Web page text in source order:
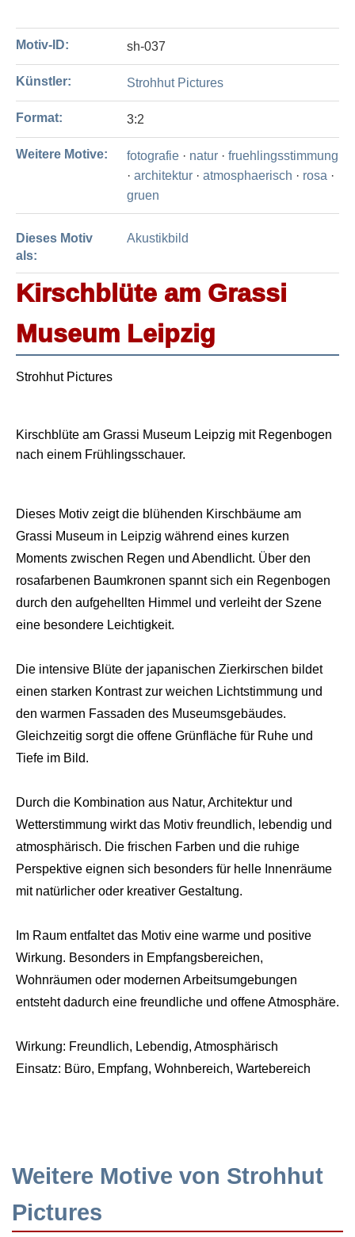
Motiv-ID: sh-037
Künstler: Strohhut Pictures
Format: 3:2
Weitere Motive: fotografie · natur · fruehlingsstimmung
· architektur · atmosphaerisch · rosa ·
gruen
Dieses Motiv
als:
Akustikbild
Kirschblüte am Grassi
Museum Leipzig
Strohhut Pictures
Kirschblüte am Grassi Museum Leipzig mit Regenbogen
nach einem Frühlingsschauer.
Dieses Motiv zeigt die blühenden Kirschbäume am
Grassi Museum in Leipzig während eines kurzen
Moments zwischen Regen und Abendlicht. Über den
rosafarbenen Baumkronen spannt sich ein Regenbogen
durch den aufgehellten Himmel und verleiht der Szene
eine besondere Leichtigkeit.
Die intensive Blüte der japanischen Zierkirschen bildet
einen starken Kontrast zur weichen Lichtstimmung und
den warmen Fassaden des Museumsgebäudes.
Gleichzeitig sorgt die offene Grünfläche für Ruhe und
Tiefe im Bild.
Durch die Kombination aus Natur, Architektur und
Wetterstimmung wirkt das Motiv freundlich, lebendig und
atmosphärisch. Die frischen Farben und die ruhige
Perspektive eignen sich besonders für helle Innenräume
mit natürlicher oder kreativer Gestaltung.
Im Raum entfaltet das Motiv eine warme und positive
Wirkung. Besonders in Empfangsbereichen,
Wohnräumen oder modernen Arbeitsumgebungen
entsteht dadurch eine freundliche und offene Atmosphäre.
Wirkung: Freundlich, Lebendig, Atmosphärisch
Einsatz: Büro, Empfang, Wohnbereich, Wartebereich
Weitere Motive von Strohhut
Pictures